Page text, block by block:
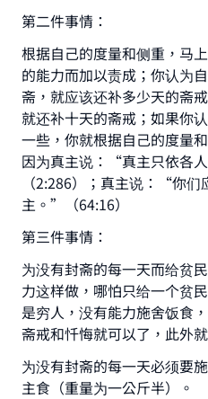
第二件事情：
根据自己的度量和侧重，马
的能力而加以责成；你认为
斋，就应该还补多少天的斋
就还补十天的斋戒；如果你
一些，你就根据自己的度量
因为真主说：“真主只依各
（2:286）；真主说：“你
主。”（64:16）
第三件事情：
为没有封斋的每一天而给贫
力这样做，哪怕只给一个贫
是穷人，没有能力施舍饭食
斋戒和忏悔就可以了，此外
为没有封斋的每一天必须要
主食（重量为一公斤半）。
Make an impact
with your
Your support is
"A person who leads
good will earn the
Support